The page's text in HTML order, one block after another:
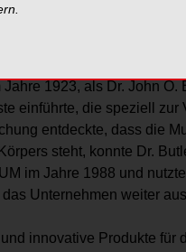
GUM
1923, als Dr. John O.
einführte, die speziell zur
entdeckte, dass die
steht, konnte Dr.
im Jahre 1988 und
Unternehmen weiter
innovative Produkte für